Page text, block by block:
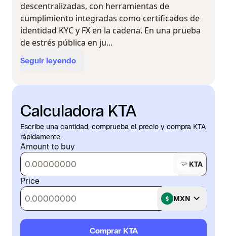
descentralizadas, con herramientas de
cumplimiento integradas como certificados de
identidad KYC y FX en la cadena. En una prueba
de estrés pública en ju...
Seguir leyendo
Calculadora KTA
Escribe una cantidad, comprueba el precio y compra KTA
rápidamente.
Amount to buy
KTA
Price
MXN
Comprar KTA